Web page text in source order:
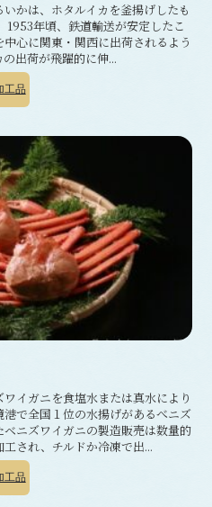
かは、ホタルイカを釜揚げしたも
年頃、鉄道輸送が安定したこ
心に関東・関西に出荷されるよう
出荷が飛躍的に伸...
工品
イガニを食塩水または真水により
で全国１位の水揚げがあるべニズ
ニズワイガニの製造販売は数量的
され、チルドか冷凍で出...
工品